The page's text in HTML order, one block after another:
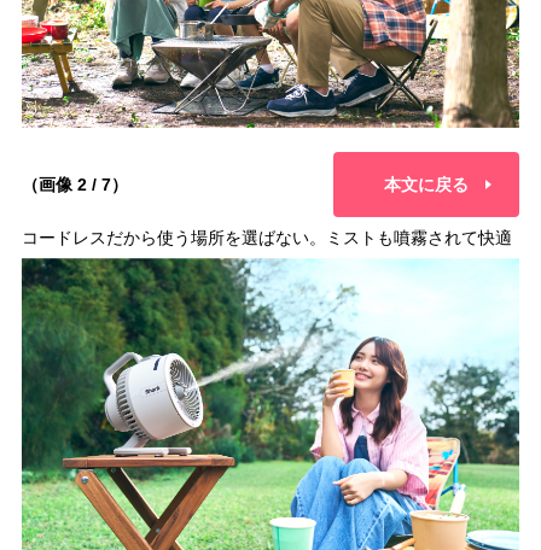
（画像 2 / 7） 本文に戻る
コードレスだから使う場所を選ばない。ミストも噴霧されて快適